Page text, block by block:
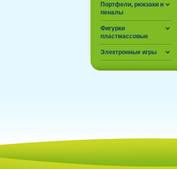
Портфели, рюкзаки и
пеналы
Фигурки
пластмассовые
Электронные игры